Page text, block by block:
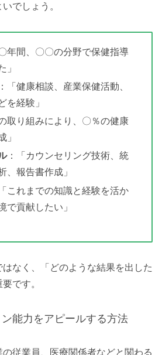
でしょう。
年間、〇〇の分野で保健指導
」
：「健康相談、産業保健活動、
を経験」
取り組みにより、〇％の健康
」
：「カウンセリング技術、統
、報告書作成」
これまでの知識と経験を活か
で貢献したい」
なく、「どのような結果を出した
です。
能力をアピールする方法
従業員、医療関係者などと関わる